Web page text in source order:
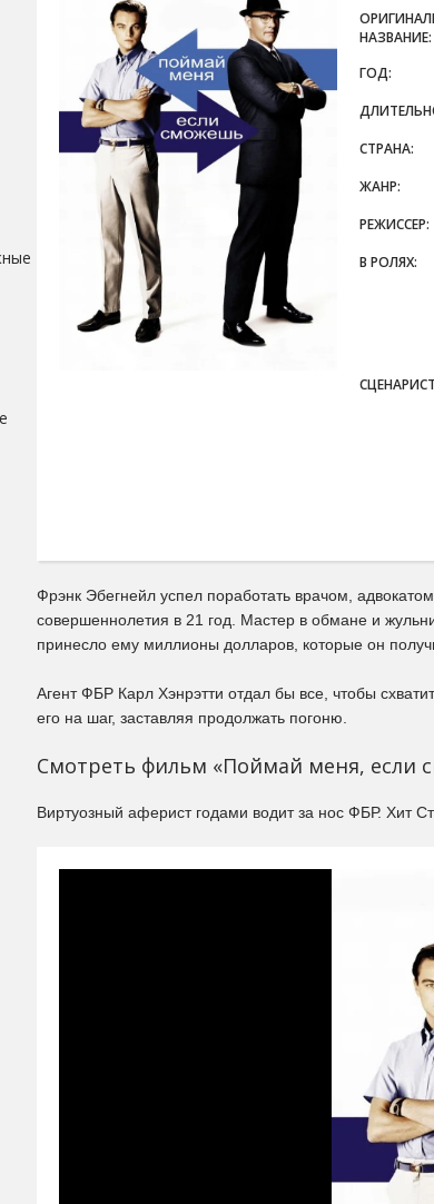
НАЗВАНИЕ:
ГОД:
СТРАНА:
ЖАНР:
РЕЖИССЕР:
В РОЛЯХ:
Фрэнк Эбегнейл успел поработать врачом,
совершеннолетия в 21 год. Мастер в обмане и
принесло ему миллионы долларов, которые он
Агент ФБР Карл Хэнрэтти отдал бы все, чтобы
его на шаг, заставляя продолжать погоню.
Смотреть фильм «Поймай меня, если
Виртуозный аферист годами водит за нос ФБР. Хит